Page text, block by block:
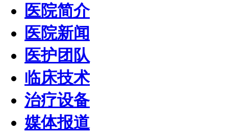
医院简介
医院新闻
医护团队
临床技术
治疗设备
媒体报道